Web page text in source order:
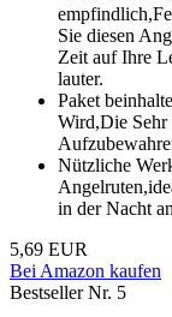
Sie diesen
Zeit auf Ihre
lauter.
Paket
Wird,Die Sehr
Nützliche
in der Nacht
5,69 EUR
Bei Amazon kaufen
Bestseller Nr. 5